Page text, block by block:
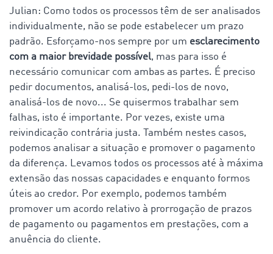
Julian: Como todos os processos têm de ser analisados
individualmente, não se pode estabelecer um prazo
padrão. Esforçamo-nos sempre por um esclarecimento
com a maior brevidade possível, mas para isso é
necessário comunicar com ambas as partes. É preciso
pedir documentos, analisá-los, pedi-los de novo,
analisá-los de novo... Se quisermos trabalhar sem
falhas, isto é importante. Por vezes, existe uma
reivindicação contrária justa. Também nestes casos,
podemos analisar a situação e promover o pagamento
da diferença. Levamos todos os processos até à máxima
extensão das nossas capacidades e enquanto formos
úteis ao credor. Por exemplo, podemos também
promover um acordo relativo à prorrogação de prazos
de pagamento ou pagamentos em prestações, com a
anuência do cliente.